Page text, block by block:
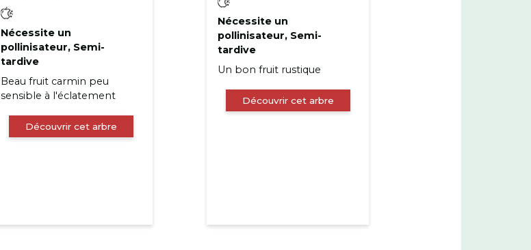
Nécessite un
pollinisateur, Semi-
tardive
Beau fruit carmin peu
sensible à l'éclatement
Découvrir cet arbre
Nécessite un
pollinisateur, Semi-
tardive
Un bon fruit rustique
Découvrir cet arbre